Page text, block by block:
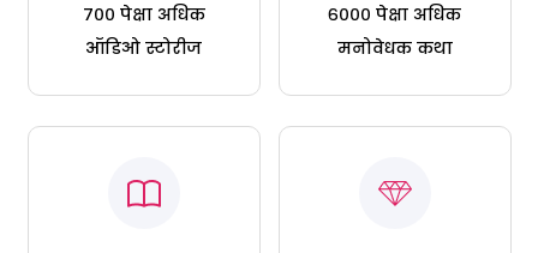
७०० पेक्षा अधिक
ऑडिओ स्टोरीज
६००० पेक्षा अधिक
मनोवेधक कथा